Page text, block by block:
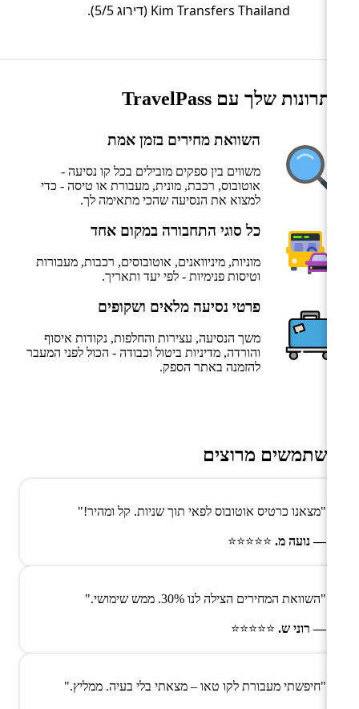
Kim Transfers Thailand (דירוג 5/5).
היתרונות שלך עם TravelPass
השוואת מחירים בזמן אמת
משווים בין ספקים מובילים בכל קו נסיעה -
אוטובוס, רכבת, מונית, מעבורת או טיסה - כדי
למצוא את הנסיעה שהכי מתאימה לך.
כל סוגי התחבורה במקום אחד
מוניות, מיניוואנים, אוטובוסים, רכבות, מעבורות
וטיסות פנימיות - לפי יעד ותאריך.
פרטי נסיעה מלאים ושקופים
משך הנסיעה, עצירות והחלפות, נקודות איסוף
והורדה, מדיניות ביטול וכבודה - הכול לפני המעבר
להזמנה באתר הספק.
משתמשים מרוצים
"מצאנו כרטיס אוטובוס לפאי תוך שניות. קל ומהיר!"
— נועה מ. ⭐⭐⭐⭐⭐
"השוואת המחירים הצילה לנו 30%. ממש שימושי."
— רוני ש. ⭐⭐⭐⭐⭐
"חיפשתי מעבורת לקו טאו – מצאתי בלי בעיה. ממליץ."